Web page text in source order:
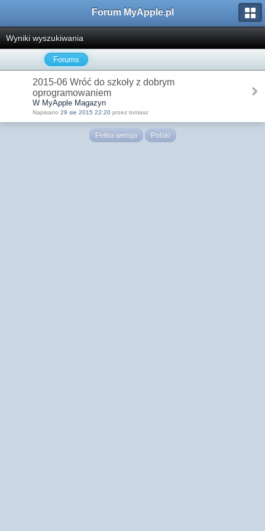
Forum MyApple.pl
Wyniki wyszukiwania
Forums
2015-06 Wróć do szkoły z dobrym
oprogramowaniem
W MyApple Magazyn
Napisano 29 sie 2015 22:20 przez tomasz
Pełna wersja Polski